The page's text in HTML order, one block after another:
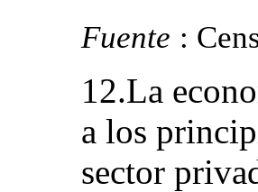
Fuente :
12.La
a los
sector